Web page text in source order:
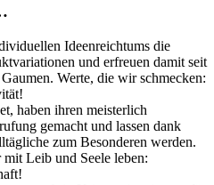
Ideenreichtums die
und erfreuen damit seit
Werte, die wir schmecken:
haben ihren meisterlich
gemacht und lassen dank
zum Besonderen werden.
Leib und Seele leben: